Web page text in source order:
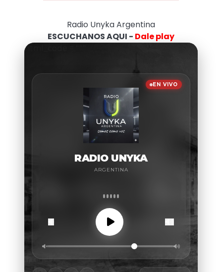
Radio Unyka Argentina
ESCUCHANOS AQUI - Dale play